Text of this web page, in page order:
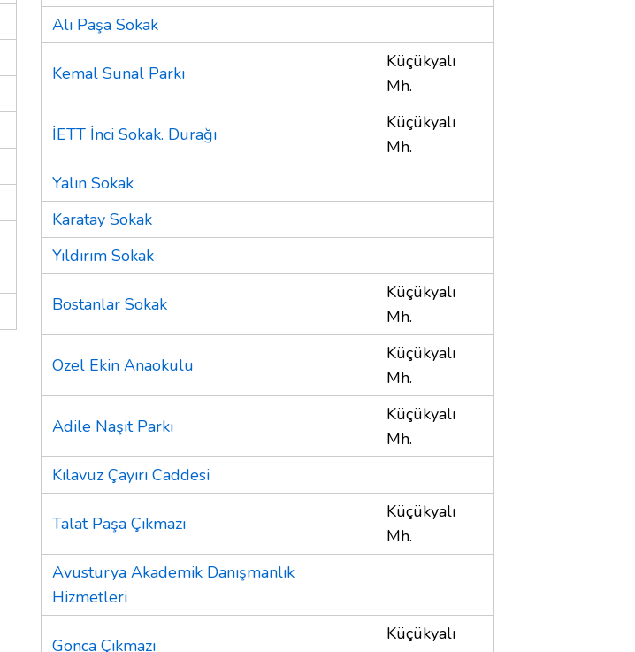
Ali Paşa Sokak
Kemal Sunal Parkı
Küçükyalı
Mh.
İETT İnci Sokak. Durağı
Küçükyalı
Mh.
Yalın Sokak
Karatay Sokak
Yıldırım Sokak
Bostanlar Sokak
Küçükyalı
Mh.
Özel Ekin Anaokulu
Küçükyalı
Mh.
Adile Naşit Parkı
Küçükyalı
Mh.
Kılavuz Çayırı Caddesi
Talat Paşa Çıkmazı
Küçükyalı
Mh.
Avusturya Akademik Danışmanlık
Hizmetleri
Gonca Çıkmazı
Küçükyalı